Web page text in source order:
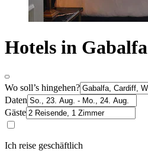
Hotels in Gabalfa
Wo soll’s hingehen?
Daten
Gäste
Ich reise geschäftlich